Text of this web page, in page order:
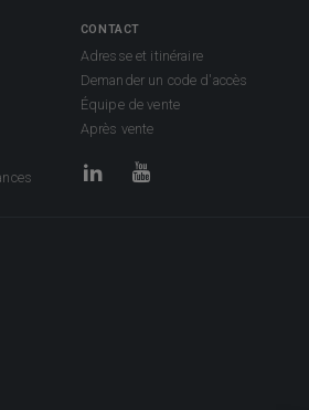
CONTACT
Adresse et itinéraire
Demander un code d'accès
Équipe de vente
Après vente